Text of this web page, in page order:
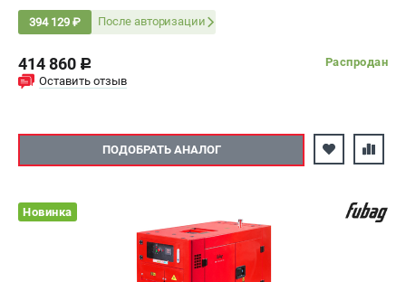
394 129 ₽ После авторизации
414 860 c
Распродан
Оставить отзыв
ПОДОБРАТЬ АНАЛОГ
Новинка